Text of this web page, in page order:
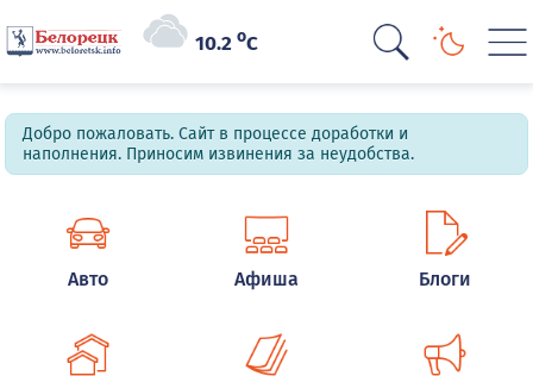
10.2oC
Добро пожаловать. Сайт в процессе доработки и
наполнения. Приносим извинения за неудобства.
Авто Афиша Блоги